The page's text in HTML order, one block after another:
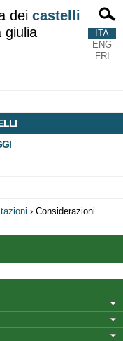
dei castelli
giulia
ITA
ENG
FRI
› Considerazioni